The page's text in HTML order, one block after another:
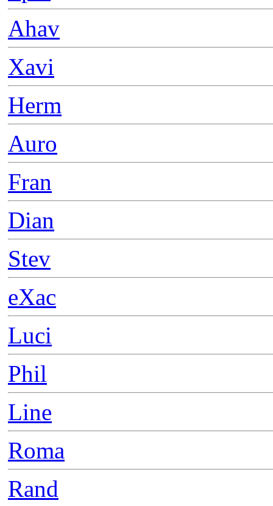
Ahav
Xavi
Herm
Auro
Fran
Dian
Stev
eXac
Luci
Phil
Line
Roma
Rand